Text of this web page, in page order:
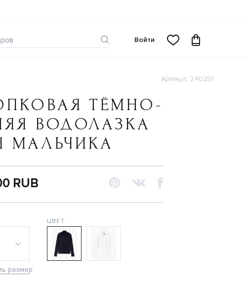
Войти
Артикул: 240251
ТЁМНО-
ВОДОЛАЗКА
МАЛЬЧИКА
RUB
размер
ЦВЕТ